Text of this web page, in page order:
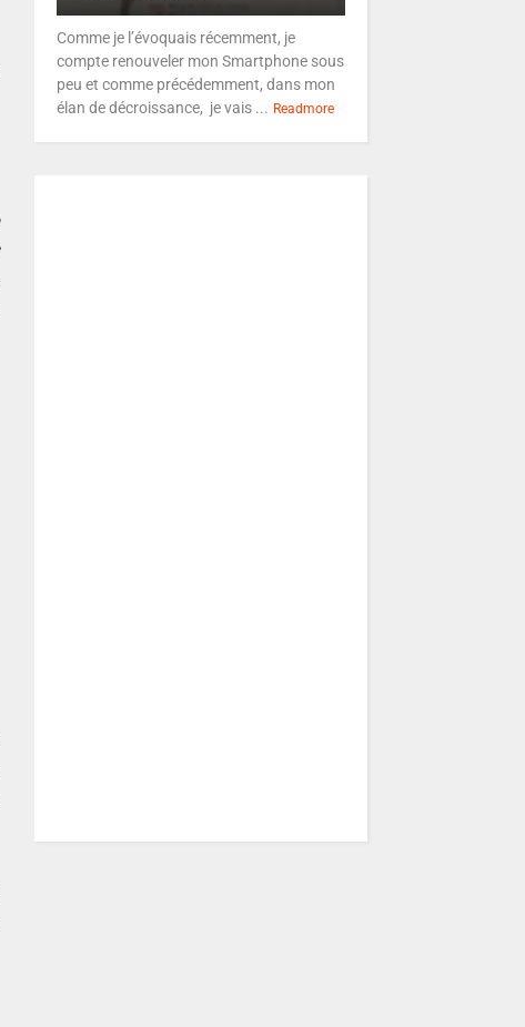
Comme je l’évoquais récemment, je
compte renouveler mon Smartphone sous
peu et comme précédemment, dans mon
élan de décroissance, je vais ... Readmore